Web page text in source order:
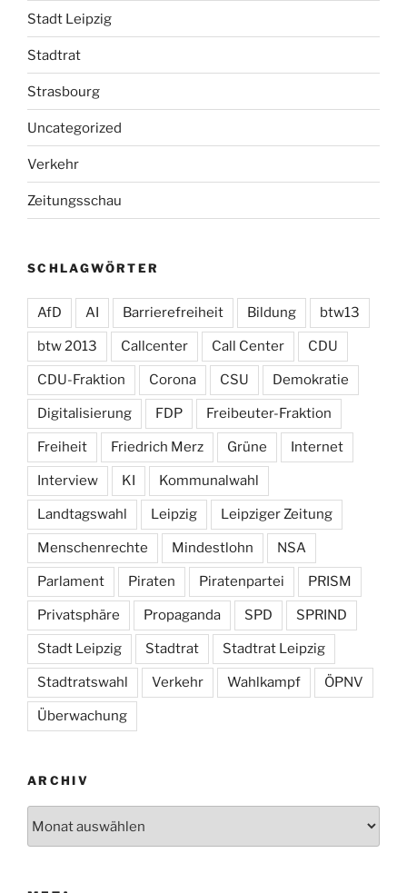
Stadt Leipzig
Stadtrat
Strasbourg
Uncategorized
Verkehr
Zeitungsschau
SCHLAGWÖRTER
AfD AI Barrierefreiheit Bildung btw13
btw 2013 Callcenter Call Center CDU
CDU-Fraktion Corona CSU Demokratie
Digitalisierung FDP Freibeuter-Fraktion
Freiheit Friedrich Merz Grüne Internet
Interview KI Kommunalwahl
Landtagswahl Leipzig Leipziger Zeitung
Menschenrechte Mindestlohn NSA
Parlament Piraten Piratenpartei PRISM
Privatsphäre Propaganda SPD SPRIND
Stadt Leipzig Stadtrat Stadtrat Leipzig
Stadtratswahl Verkehr Wahlkampf ÖPNV
Überwachung
ARCHIV